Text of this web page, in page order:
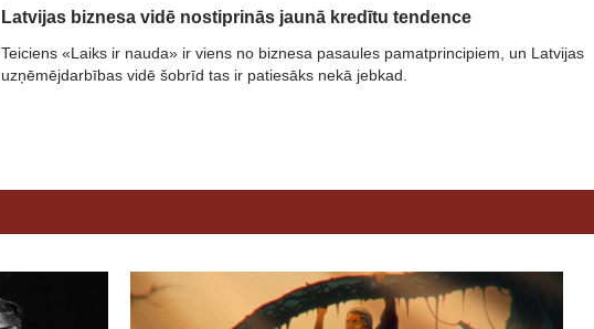
Latvijas biznesa vidē nostiprinās jaunā kredītu tendence
Teiciens «Laiks ir nauda» ir viens no biznesa pasaules pamatprincipiem, un Latvijas
uzņēmējdarbības vidē šobrīd tas ir patiesāks nekā jebkad.